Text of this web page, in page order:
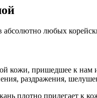
абсолютно любых
кожи, пришедшее к нам
раздражения,
плотно прилегает к